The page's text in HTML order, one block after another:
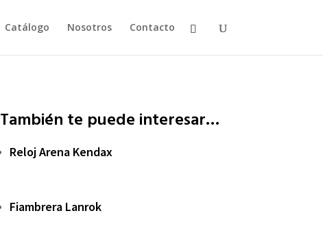
Catálogo Nosotros Contacto
También te puede interesar…
Reloj Arena Kendax
Fiambrera Lanrok